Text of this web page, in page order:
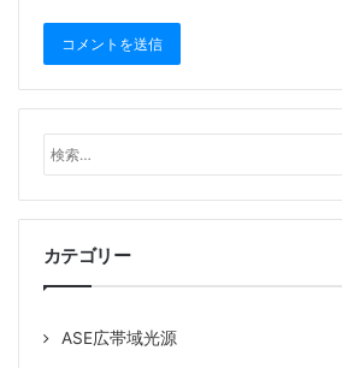
カテゴリー
ASE広帯域光源